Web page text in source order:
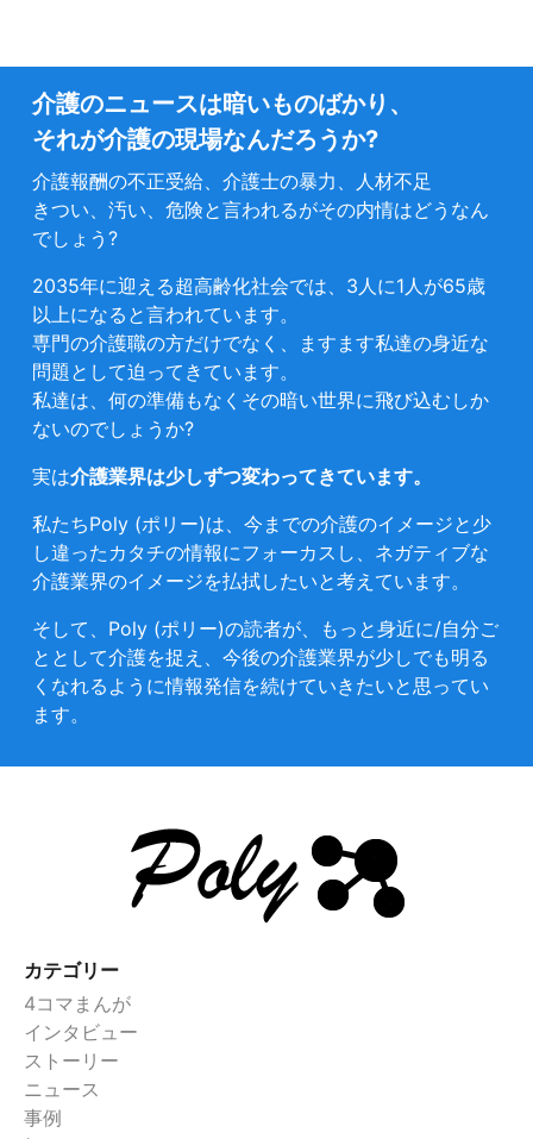
介護のニュースは暗いものばかり、
それが介護の現場なんだろうか?
介護報酬の不正受給、介護士の暴力、人材不足
きつい、汚い、危険と言われるがその内情はどうなん
でしょう?
2035年に迎える超高齢化社会では、3人に1人が65歳
以上になると言われています。
専門の介護職の方だけでなく、ますます私達の身近な
問題として迫ってきています。
私達は、何の準備もなくその暗い世界に飛び込むしか
ないのでしょうか?
実は介護業界は少しずつ変わってきています。
私たちPoly (ポリー)は、今までの介護のイメージと少
し違ったカタチの情報にフォーカスし、ネガティブな
介護業界のイメージを払拭したいと考えています。
そして、Poly (ポリー)の読者が、もっと身近に/自分ご
ととして介護を捉え、今後の介護業界が少しでも明る
くなれるように情報発信を続けていきたいと思ってい
ます。
カテゴリー
4コマまんが
インタビュー
ストーリー
ニュース
事例